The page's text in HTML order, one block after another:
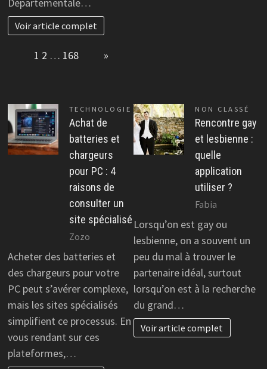
Voir article complet
1 2 … 168 »
TECHNOLOGIE
Achat de
batteries et
chargeurs
pour PC : 4
raisons de
consulter un
site spécialisé
Zozo
Acheter des batteries et
des chargeurs pour votre
PC peut s’avérer complexe,
mais les sites spécialisés
simplifient ce processus. En
vous rendant sur ces
plateformes,…
NON CLASSÉ
Rencontre gay
et lesbienne :
quelle
application
utiliser ?
Fabia
Lorsqu’on est gay ou
lesbienne, on a souvent un
peu du mal à trouver le
partenaire idéal, surtout
lorsqu’on est à la recherche
du grand…
Voir article complet